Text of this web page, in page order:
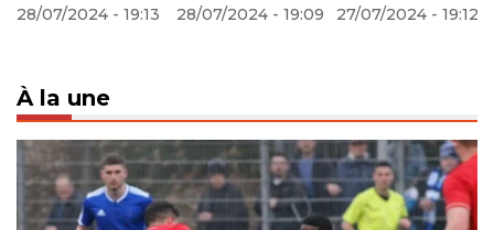
Young Boys de
28/07/2024 - 19:13
au Brésil
28/07/2024 - 19:09
Augsbourg
27/07/2024 - 19:12
À la une